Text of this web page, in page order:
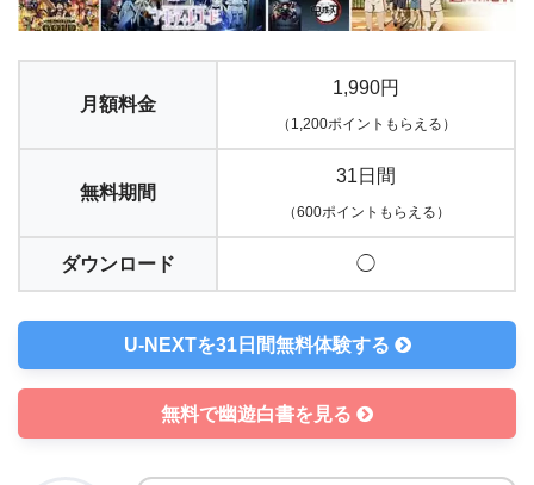
月額料金
1,990円
（1,200ポイントもらえる）
無料期間
31日間
（600ポイントもらえる）
ダウンロード ◯
U-NEXTを31日間無料体験する
無料で幽遊白書を見る